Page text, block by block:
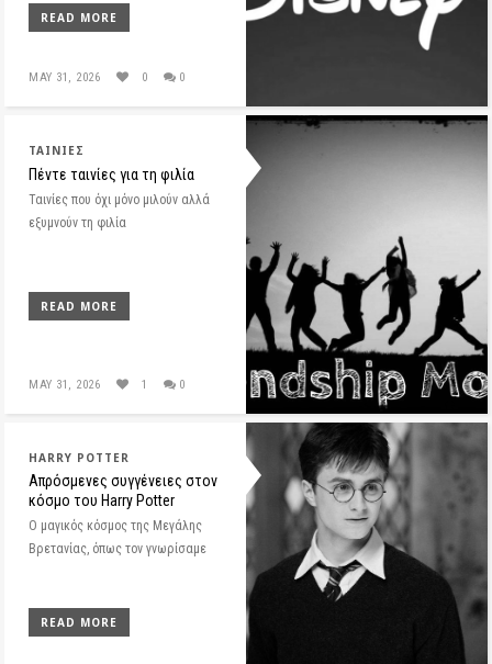
READ MORE
MAY 31, 2026 0 0
ΤΑΙΝΊΕΣ
Πέντε ταινίες για τη φιλία
Ταινίες που όχι μόνο μιλούν αλλά
εξυμνούν τη φιλία
READ MORE
MAY 31, 2026 1 0
HARRY POTTER
Απρόσμενες συγγένειες στον
κόσμο του Harry Potter
Ο μαγικός κόσμος της Μεγάλης
Βρετανίας, όπως τον γνωρίσαμε
READ MORE